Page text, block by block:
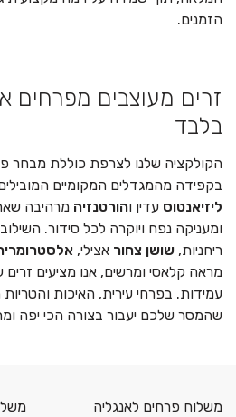
הזמנים.
זרים מעוצבים מפרחים
בלבד
הקולקציה שלנו לצרפת כוללת מבחר
בקפידה מהמגדלים המקומיים
ליזיאנטוס עדין והורטנזיה מרהיבה
ומעניקה נפח ויוקרה לכל סידור.
ריחניות, שושן צחור אצילי,
מראה קלאסי ומרשים, אנו מציעים זרים
עמידות. בפרחי עירית, האיכות
שהמסר שלכם יעבור בצורה הכי יפה
משלוח פרחים לאנגליה